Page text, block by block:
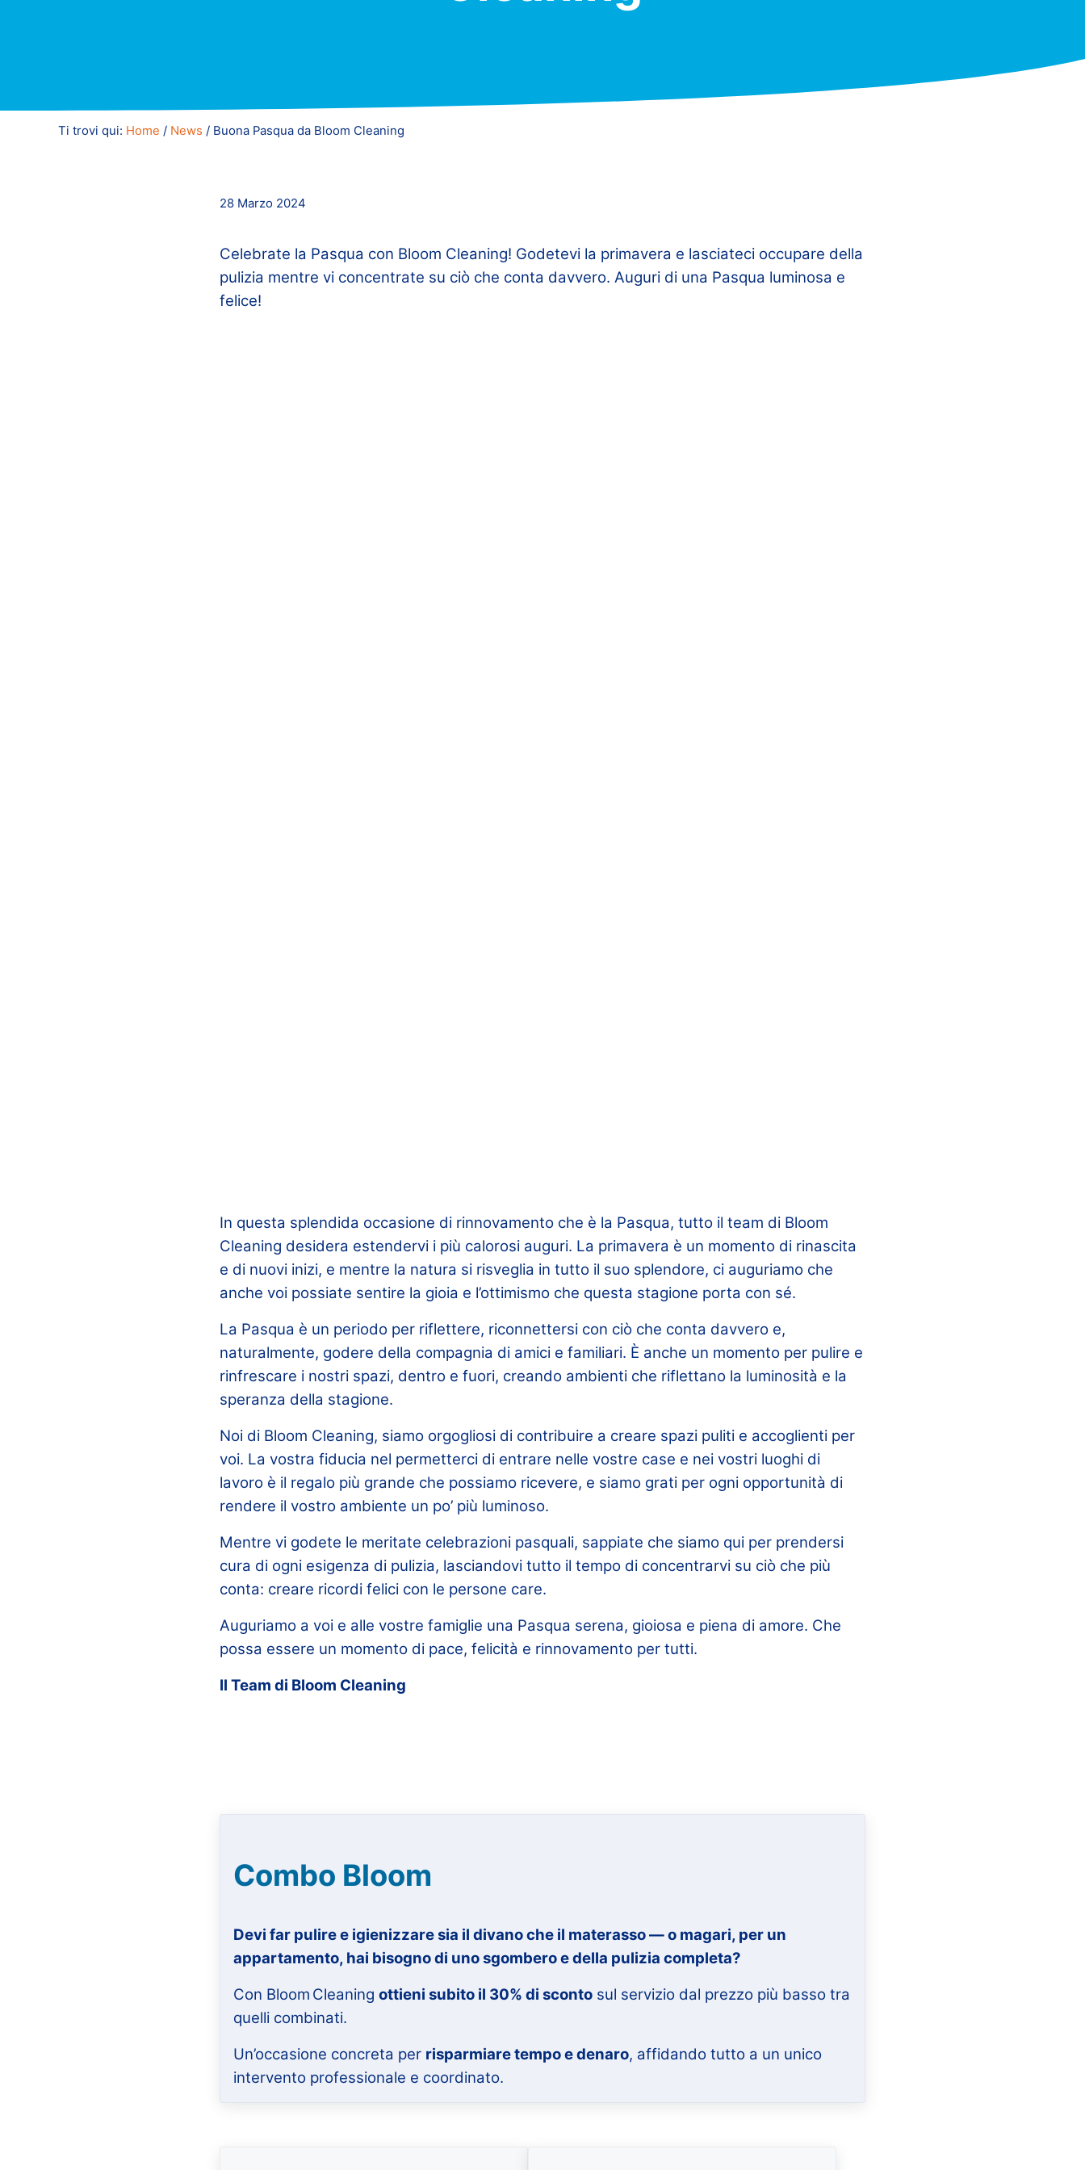
Ti trovi qui: Home / News / Buona Pasqua da Bloom Cleaning
28 Marzo 2024
Celebrate la Pasqua con Bloom Cleaning! Godetevi la primavera e lasciateci occupare della
pulizia mentre vi concentrate su ciò che conta davvero. Auguri di una Pasqua luminosa e
felice!
In questa splendida occasione di rinnovamento che è la Pasqua, tutto il team di Bloom
Cleaning desidera estendervi i più calorosi auguri. La primavera è un momento di rinascita
e di nuovi inizi, e mentre la natura si risveglia in tutto il suo splendore, ci auguriamo che
anche voi possiate sentire la gioia e l’ottimismo che questa stagione porta con sé.
La Pasqua è un periodo per riflettere, riconnettersi con ciò che conta davvero e,
naturalmente, godere della compagnia di amici e familiari. È anche un momento per pulire e
rinfrescare i nostri spazi, dentro e fuori, creando ambienti che riflettano la luminosità e la
speranza della stagione.
Noi di Bloom Cleaning, siamo orgogliosi di contribuire a creare spazi puliti e accoglienti per
voi. La vostra fiducia nel permetterci di entrare nelle vostre case e nei vostri luoghi di
lavoro è il regalo più grande che possiamo ricevere, e siamo grati per ogni opportunità di
rendere il vostro ambiente un po’ più luminoso.
Mentre vi godete le meritate celebrazioni pasquali, sappiate che siamo qui per prendersi
cura di ogni esigenza di pulizia, lasciandovi tutto il tempo di concentrarvi su ciò che più
conta: creare ricordi felici con le persone care.
Auguriamo a voi e alle vostre famiglie una Pasqua serena, gioiosa e piena di amore. Che
possa essere un momento di pace, felicità e rinnovamento per tutti.
Il Team di Bloom Cleaning
Combo Bloom
Devi far pulire e igienizzare sia il divano che il materasso — o magari, per un
appartamento, hai bisogno di uno sgombero e della pulizia completa?
Con Bloom Cleaning ottieni subito il 30% di sconto sul servizio dal prezzo più basso tra
quelli combinati.
Un’occasione concreta per risparmiare tempo e denaro, affidando tutto a un unico
intervento professionale e coordinato.